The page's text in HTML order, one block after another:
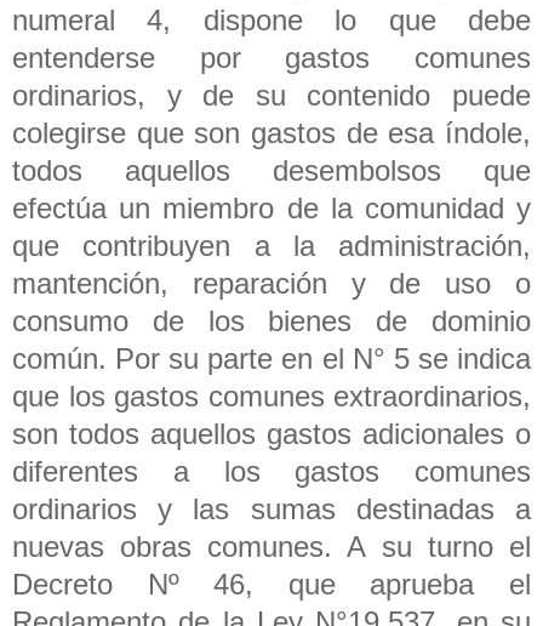
numeral 4, dispone lo que debe
entenderse por gastos comunes
ordinarios, y de su contenido puede
colegirse que son gastos de esa índole,
todos aquellos desembolsos que
efectúa un miembro de la comunidad y
que contribuyen a la administración,
mantención, reparación y de uso o
consumo de los bienes de dominio
común. Por su parte en el N° 5 se indica
que los gastos comunes extraordinarios,
son todos aquellos gastos adicionales o
diferentes a los gastos comunes
ordinarios y las sumas destinadas a
nuevas obras comunes. A su turno el
Decreto Nº 46, que aprueba el